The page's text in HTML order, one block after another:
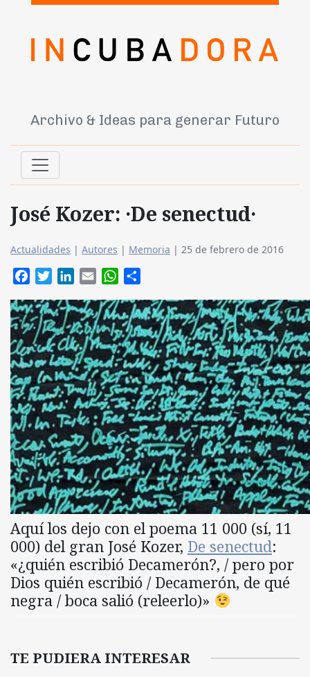
Archivo & Ideas para generar Futuro
José Kozer: ·De senectud·
Actualidades | Autores | Memoria | 25 de febrero de 2016
FacebookTwitterLinkedIn
Email WhatsApp
Aquí los dejo con el poema 11 000 (sí, 11
000) del gran José Kozer, De senectud:
«¿quién escribió Decamerón?, / pero por
Dios quién escribió / Decamerón, de qué
negra / boca salió (releerlo)»
TE PUDIERA INTERESAR